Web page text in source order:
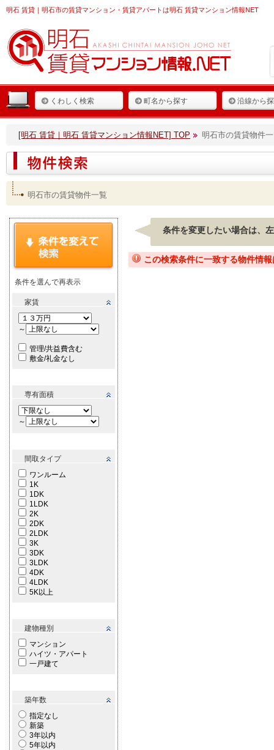
明石 賃貸 ｜明石市の賃貸マンション・賃貸アパートは明石 賃貸マンション情報NET
くわしく検索 町名から探す 沿線から
[明石 賃貸｜明石 賃貸マンション情報NET] TOP 明石市の賃貸物件
明石市の賃貸物件一覧
条件を選んで再表示
家賃
～
管理/共益費含む
敷金/礼金なし
専有面積
～
間取タイプ
ワンルーム
1K
1DK
1LDK
2K
2DK
2LDK
3K
3DK
3LDK
4DK
4LDK
5K以上
建物種別
マンション
ハイツ・アパート
一戸建て
築年数
指定なし
新築
3年以内
5年以内
条件を変更したい場合は、
この検索条件に一致する物件情